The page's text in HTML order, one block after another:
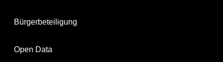
Bürgerbeteiligung
Open Data